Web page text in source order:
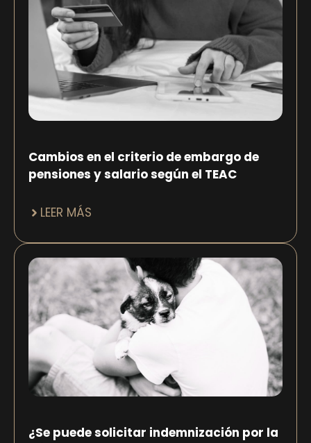
Cambios en el criterio de embargo de
pensiones y salario según el TEAC
LEER MÁS
¿Se puede solicitar indemnización por la